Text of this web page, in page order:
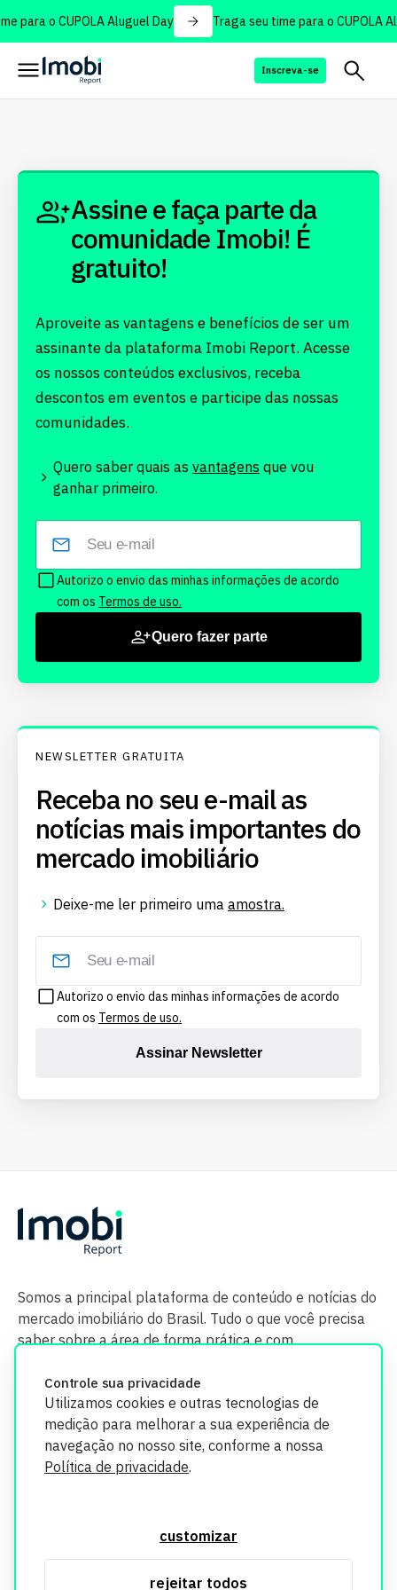
para o CUPOLA Aluguel Day Traga seu time para o CUPOLA
Inscreva-se
Controle sua privacidade
Utilizamos cookies e outras tecnologias de
medição para melhorar a sua experiência de
navegação no nosso site, conforme a nossa
Política de privacidade.
customizar
rejeitar todos
Assine e faça parte da
comunidade Imobi! É
gratuito!
Aproveite as vantagens e benefícios de ser um
assinante da plataforma Imobi Report. Acesse
os nossos conteúdos exclusivos, receba
descontos em eventos e participe das nossas
comunidades.
Quero saber quais as vantagens que vou
ganhar primeiro.
Autorizo o envio das minhas informações de acordo
com os Termos de uso.
Quero fazer parte
NEWSLETTER GRATUITA
Receba no seu e-mail as
notícias mais importantes do
mercado imobiliário
Deixe-me ler primeiro uma amostra.
Autorizo o envio das minhas informações de acordo
com os Termos de uso.
Assinar Newsletter
Somos a principal plataforma de conteúdo e notícias do
mercado imobiliário do Brasil. Tudo o que você precisa
saber sobre a área de forma prática e com
segurança. Todos os dados coletados em nosso site são
utilizados exclusivamente para fins de aprimoramento de
informações, consulte nossa Política de Privacidade.